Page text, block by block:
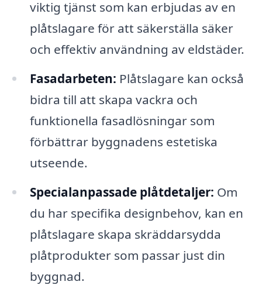
viktig tjänst som kan erbjudas av en
plåtslagare för att säkerställa säker
och effektiv användning av eldstäder.
Fasadarbeten: Plåtslagare kan också
bidra till att skapa vackra och
funktionella fasadlösningar som
förbättrar byggnadens estetiska
utseende.
Specialanpassade plåtdetaljer: Om
du har specifika designbehov, kan en
plåtslagare skapa skräddarsydda
plåtprodukter som passar just din
byggnad.